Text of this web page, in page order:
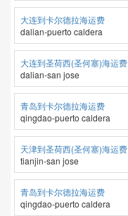
大连到卡尔德拉海运费
dalian-puerto caldera
大连到圣荷西(圣何塞)海运费
dalian-san jose
青岛到卡尔德拉海运费
qingdao-puerto caldera
天津到圣荷西(圣何塞)海运费
tianjin-san jose
青岛到卡尔德拉海运费
qingdao-puerto caldera